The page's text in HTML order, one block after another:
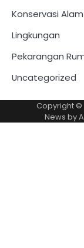
Konservasi Alam
Lingkungan
Pekarangan
Uncategorized
Copyright ©
News by